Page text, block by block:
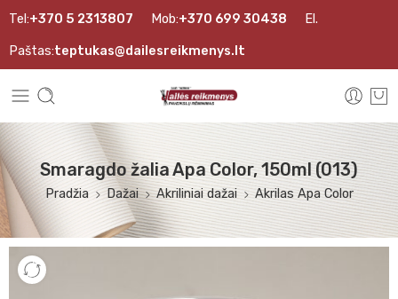
Tel:+370 5 2313807 Mob:+370 699 30438 El.
Paštas:teptukas@dailesreikmenys.lt
Smaragdo žalia Apa Color, 150ml (013)
Pradžia Dažai Akriliniai dažai Akrilas Apa Color